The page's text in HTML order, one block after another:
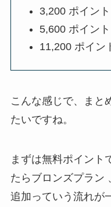
3,200 ポイン
5,600 ポイン
11,200 ポイン
こんな感じで、まと
たいですね。
まずは無料ポイント
たらブロンズプラン
追加っていう流れが